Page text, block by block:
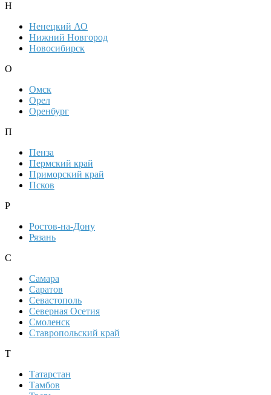
Н
Ненецкий АО
Нижний Новгород
Новосибирск
О
Омск
Орел
Оренбург
П
Пенза
Пермский край
Приморский край
Псков
Р
Ростов-на-Дону
Рязань
С
Самара
Саратов
Севастополь
Северная Осетия
Смоленск
Ставропольский край
Т
Татарстан
Тамбов